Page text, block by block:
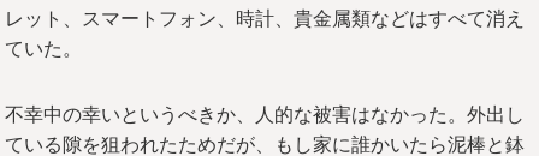
レット、スマートフォン、時計、貴金属類などはすべて消え
ていた。
不幸中の幸いというべきか、人的な被害はなかった。外出し
ている隙を狙われたためだが、もし家に誰かいたら泥棒と鉢